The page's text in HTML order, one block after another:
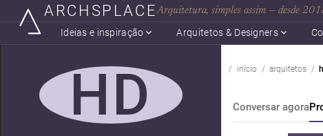
ARCHSPLACEArquitetura, simples assim — desde
Ideias e inspiração Arquitetos & Designers
HD início arquitetos
Conversar agora